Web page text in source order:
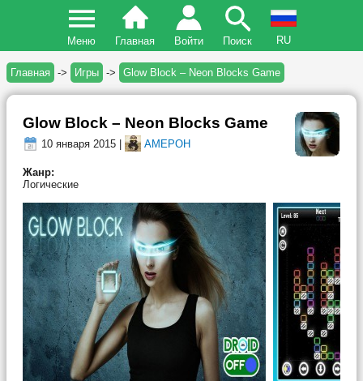
Меню Главная Войти Поиск RU
Главная -> Игры -> Glow Block – Neon Blocks Game
Glow Block – Neon Blocks Game
10 января 2015 | AMEPOH
Жанр:
Логические